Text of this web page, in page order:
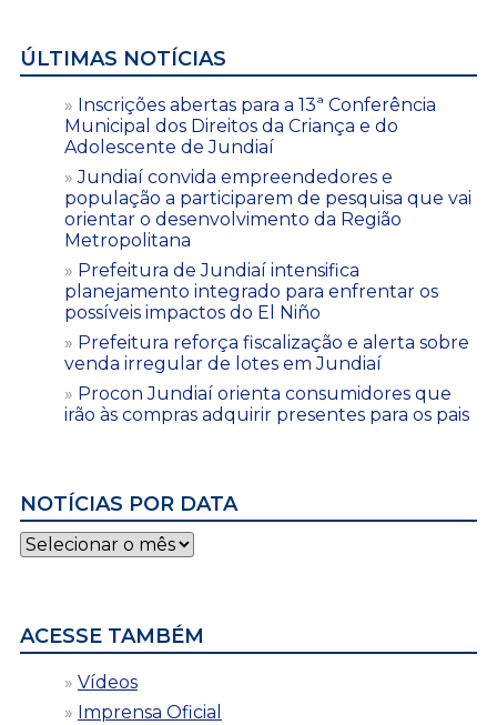
ÚLTIMAS NOTÍCIAS
Inscrições abertas para a 13ª Conferência
Municipal dos Direitos da Criança e do
Adolescente de Jundiaí
Jundiaí convida empreendedores e
população a participarem de pesquisa que vai
orientar o desenvolvimento da Região
Metropolitana
Prefeitura de Jundiaí intensifica
planejamento integrado para enfrentar os
possíveis impactos do El Niño
Prefeitura reforça fiscalização e alerta sobre
venda irregular de lotes em Jundiaí
Procon Jundiaí orienta consumidores que
irão às compras adquirir presentes para os pais
NOTÍCIAS POR DATA
Notícias
por
ACESSE TAMBÉM
Vídeos
Imprensa Oficial